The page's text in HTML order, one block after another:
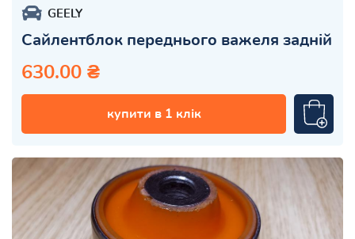
GEELY
Сайлентблок переднього важеля задній
630.00 ₴
купити в 1 клік